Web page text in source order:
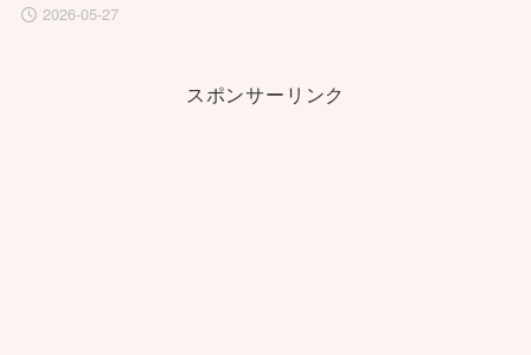
2026-05-27
スポンサーリンク